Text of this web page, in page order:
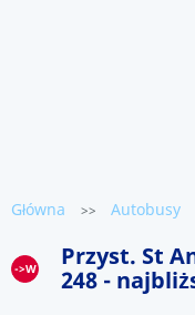
Główna >> Autobusy
->W
Przyst. St
248 -